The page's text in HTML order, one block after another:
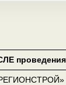
проведения